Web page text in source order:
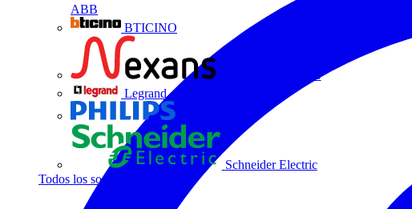
ABB
BTICINO
Centelsa by Nexans
Legrand
Schneider Electric
Todos los socios